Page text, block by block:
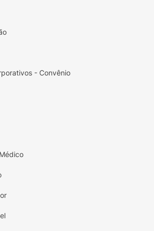
deixe seu dia mais doce!
simples em grandes
a Paçoquita Go! Queimada.
- Convênio